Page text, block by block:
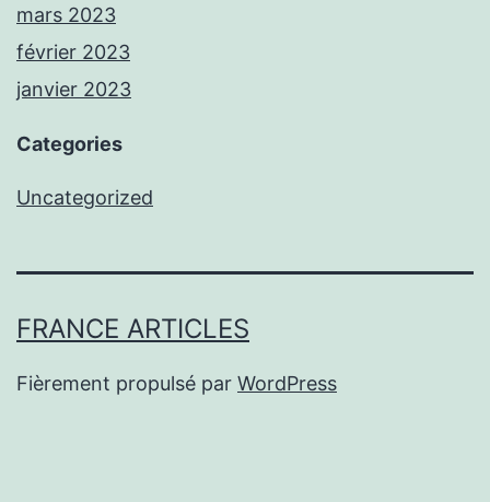
mars 2023
février 2023
janvier 2023
Categories
Uncategorized
FRANCE ARTICLES
Fièrement propulsé par WordPress